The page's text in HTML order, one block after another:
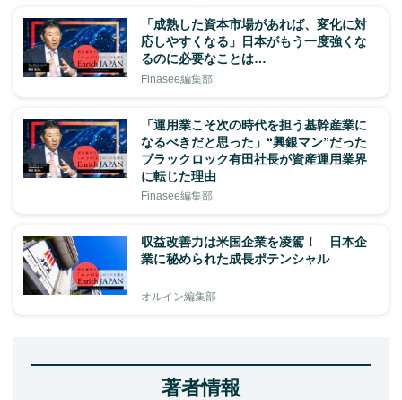
「成熟した資本市場があれば、変化に対
応しやすくなる」日本がもう一度強くな
るのに必要なことは…
Finasee編集部
「運用業こそ次の時代を担う基幹産業に
なるべきだと思った」“興銀マン”だった
ブラックロック有田社長が資産運用業界
に転じた理由
Finasee編集部
収益改善力は米国企業を凌駕！ 日本企
業に秘められた成長ポテンシャル
オルイン編集部
著者情報